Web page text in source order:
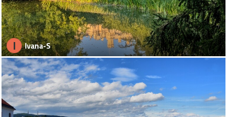
I Ivana-S